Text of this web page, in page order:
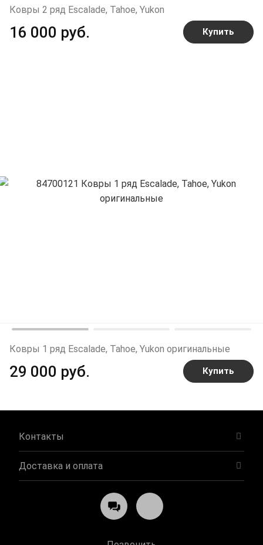
Ковры 2 ряд Escalade, Tahoe, Yukon
16 000 руб. Купить
Ковры 1 ряд Escalade, Tahoe, Yukon оригинальные
29 000 руб. Купить
Контакты
Доставка и оплата